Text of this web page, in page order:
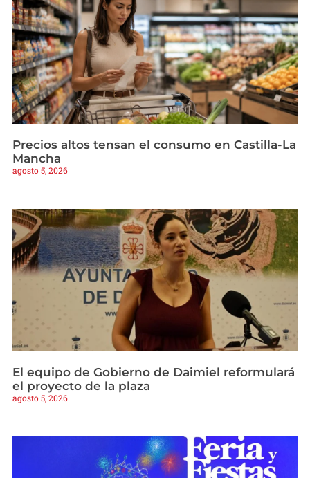
Precios altos tensan el consumo en Castilla-La
Mancha
agosto 5, 2026
El equipo de Gobierno de Daimiel reformulará
el proyecto de la plaza
agosto 5, 2026